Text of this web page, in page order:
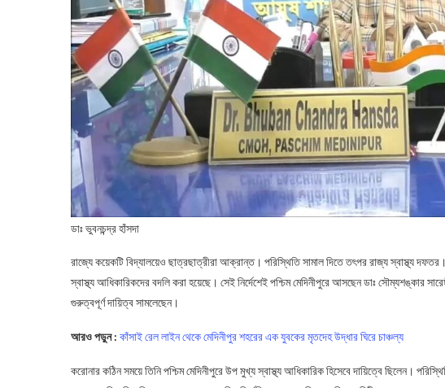
ডাঃ ভুবনচন্দ্র হাঁসদা
রাজ্যে কয়েকটি বিদ্যালয়েও ছাত্রছাত্রীরা আক্রান্ত। পরিস্থিতি সামাল দিতে তৎপর রাজ্য স্বাস্থ্য
স্বাস্থ্য আধিকারিকদের বদলি করা হয়েছে। সেই নির্দেশেই পশ্চিম মেদিনীপুরে আসছেন ডাঃ সৌম্যশঙ্কার
গুরুত্বপূর্ণ দায়িত্ব সামলেছেন।
আরও পড়ুন : ক‍াঁসাই রেল লাইন থেকে মেদিনীপুর শহরের এক যুবকের মৃতদেহ উদ্ধার ঘিরে চাঞ্চল্য
করোনার কঠিন সময়ে তিনি পশ্চিম মেদিনীপুরে উপ মুখ্য স্বাস্থ্য আধিকারিক হিসেবে দায়িত্বে ছিলেন।